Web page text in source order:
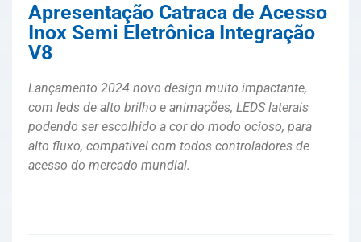
Apresentação Catraca de Acesso
Inox Semi Eletrônica Integração
V8
Lançamento 2024 novo design muito impactante,
com leds de alto brilho e animações, LEDS laterais
podendo ser escolhido a cor do modo ocioso, para
alto fluxo, compativel com todos controladores de
acesso do mercado mundial.